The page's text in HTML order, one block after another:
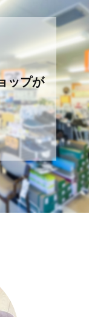
ップが